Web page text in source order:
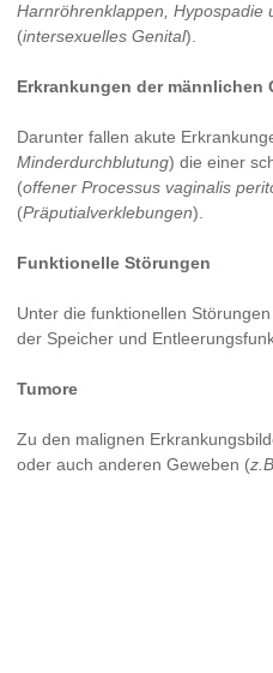
Harnröhrenklappen, Hypospadie
(intersexuelles Genital).
Erkrankungen der männlichen
Darunter fallen akute
Minderdurchblutung) die einer
(offener Processus vaginalis
(Präputialverklebungen).
Funktionelle Störungen
Unter die funktionellen
der Speicher und
Tumore
Zu den malignen
oder auch anderen Geweben (